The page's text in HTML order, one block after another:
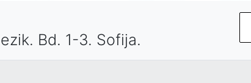
Bd. 1-3. Sofija.